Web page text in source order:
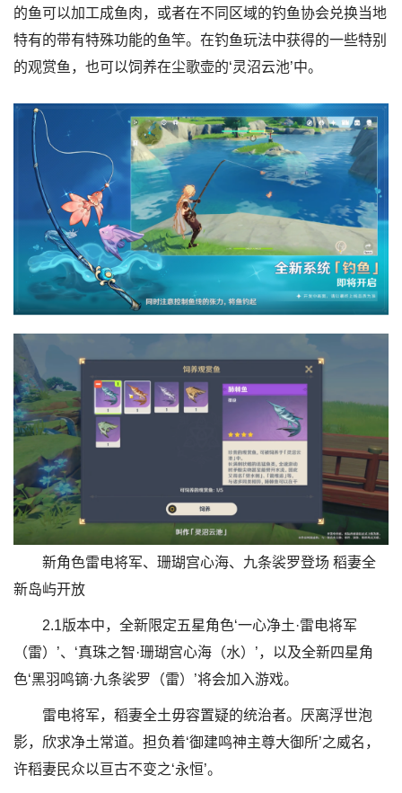
的鱼可以加工成鱼肉，或者在不同区域的钓鱼协会兑换当地
特有的带有特殊功能的鱼竿。在钓鱼玩法中获得的一些特别
的观赏鱼，也可以饲养在尘歌壶的‘灵沼云池’中。
新角色雷电将军、珊瑚宫心海、九条裟罗登场 稻妻全
新岛屿开放
2.1版本中，全新限定五星角色‘一心净土·雷电将军
（雷）’、‘真珠之智·珊瑚宫心海（水）’，以及全新四星角
色‘黑羽鸣镝·九条裟罗（雷）’将会加入游戏。
雷电将军，稻妻全土毋容置疑的统治者。厌离浮世泡
影，欣求净土常道。担负着‘御建鸣神主尊大御所’之威名，
许稻妻民众以亘古不变之‘永恒’。